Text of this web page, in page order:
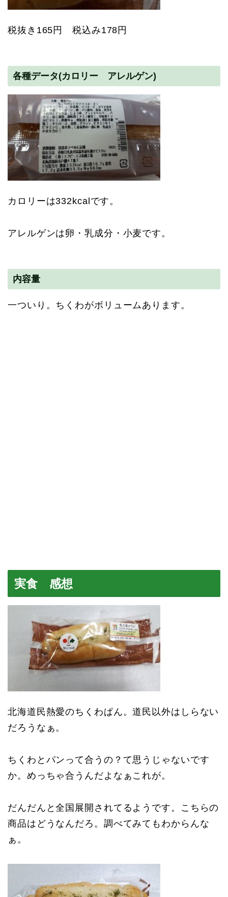
税抜き165円 税込み178円
各種データ(カロリー アレルゲン)
カロリーは332kcalです。
アレルゲンは卵・乳成分・小麦です。
内容量
一ついり。ちくわがボリュームあります。
実食 感想
北海道民熱愛のちくわぱん。道民以外はしらない
だろうなぁ。
ちくわとパンって合うの？て思うじゃないです
か。めっちゃ合うんだよなぁこれが。
だんだんと全国展開されてるようです。こちらの
商品はどうなんだろ。調べてみてもわからんな
ぁ。